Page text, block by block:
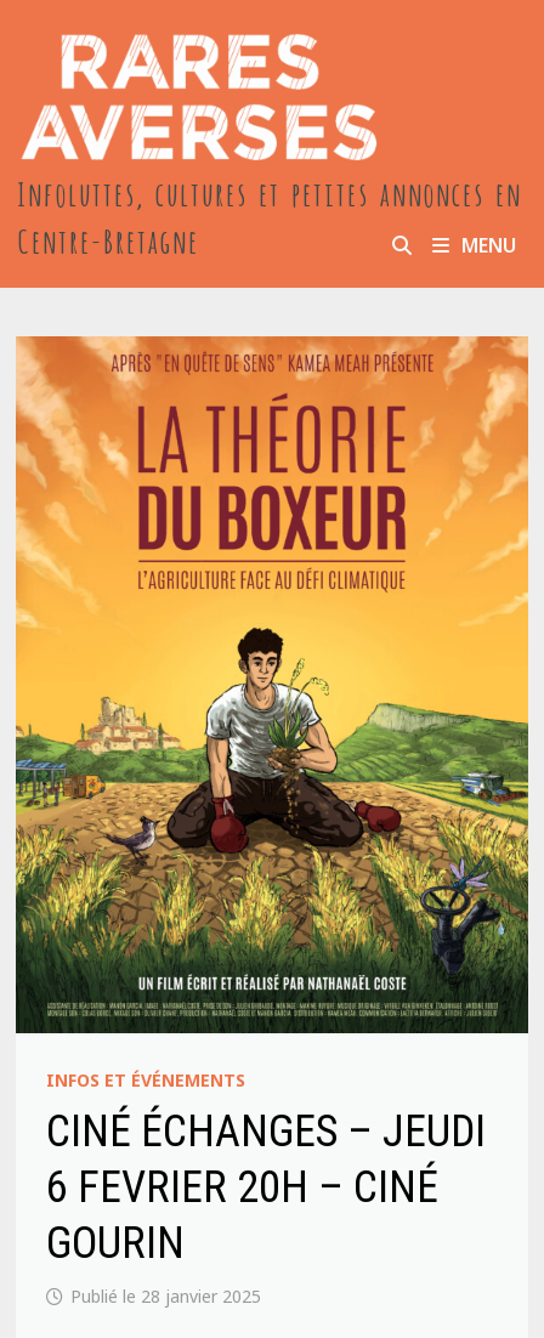
contenu
Infoluttes, cultures et petites annonces en
Centre-Bretagne
MENU
INFOS ET ÉVÉNEMENTS
CINÉ ÉCHANGES – JEUDI
6 FEVRIER 20H – CINÉ
GOURIN
28 janvier 2025